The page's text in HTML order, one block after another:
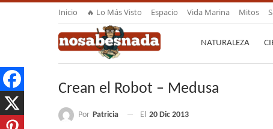
Inicio 🔥 Lo Más Visto Espacio Vida Marina Mitos
NATURALEZA
Crean el Robot – Medusa
Por Patricia El 20 Dic 2013